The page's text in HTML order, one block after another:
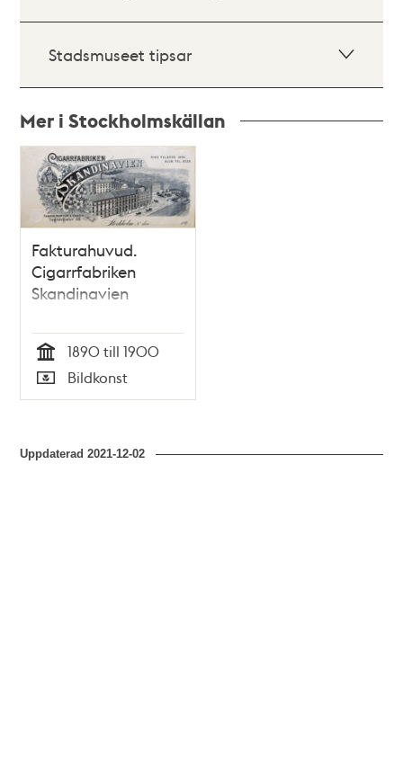
Stadsmuseet tipsar
Mer i Stockholmskällan
Relaterade
poster
och
teman
Fakturahuvud.
Cigarrfabriken
Skandinavien
Tid
1890 till 1900
Typ
Bildkonst
Uppdaterad2021-12-02